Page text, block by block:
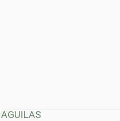
AGUILAS